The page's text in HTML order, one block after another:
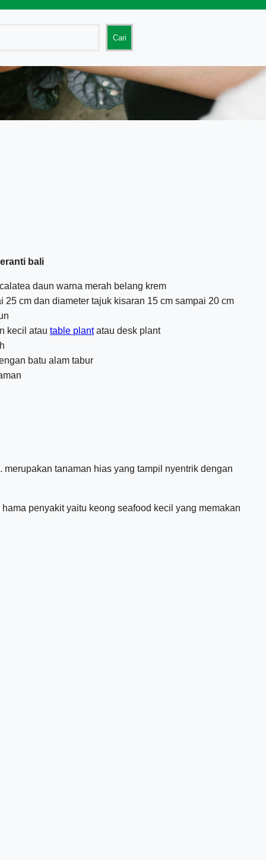
Cari
bali
daun warna merah belang krem
cm dan diameter tajuk kisaran 15 cm sampai 20 cm
kecil atautable plantatau desk plant
batu alam tabur
tanaman hias yang tampil nyentrik dengan
penyakit yaitu keong seafood kecil yang memakan